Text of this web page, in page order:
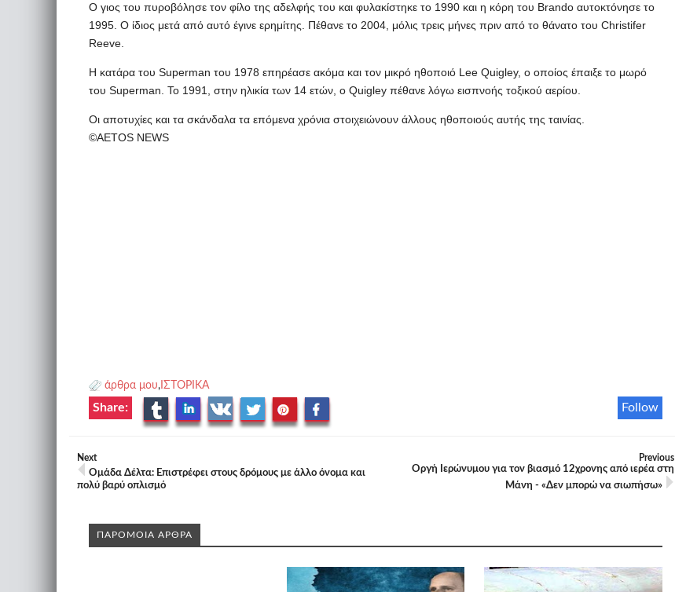
Ο γιος του πυροβόλησε τον φίλο της αδελφής του και φυλακίστηκε το 1990 και η κόρη του Brando αυτοκτόνησε το
1995. Ο ίδιος μετά από αυτό έγινε ερημίτης. Πέθανε το 2004, μόλις τρεις μήνες πριν από το θάνατο του Christifer
Reeve.
Η κατάρα του Superman του 1978 επηρέασε ακόμα και τον μικρό ηθοποιό Lee Quigley, ο οποίος έπαιξε το μωρό
του Superman. Το 1991, στην ηλικία των 14 ετών, ο Quigley πέθανε λόγω εισπνοής τοξικού αερίου.
Οι αποτυχίες και τα σκάνδαλα τα επόμενα χρόνια στοιχειώνουν άλλους ηθοποιούς αυτής της ταινίας.
©AETOS NEWS
άρθρα μου, ΙΣΤΟΡΙΚΑ
Follow
Share:
Next
Ομάδα Δέλτα: Επιστρέφει στους δρόμους με άλλο όνομα και
πολύ βαρύ οπλισμό
Previous
Οργή Ιερώνυμου για τον βιασμό 12χρονης από ιερέα στη
Μάνη - «Δεν μπορώ να σιωπήσω»
ΠΑΡΟΜΟΙΑ ΑΡΘΡΑ